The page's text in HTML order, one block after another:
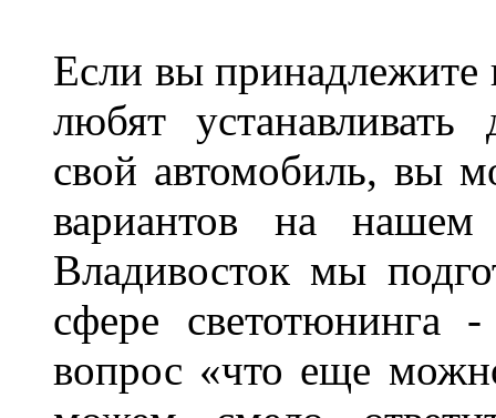
Если вы принадлежите
любят устанавливать
свой автомобиль, вы
вариантов на
Владивосток мы
сфере светотюнинга
вопрос «что еще